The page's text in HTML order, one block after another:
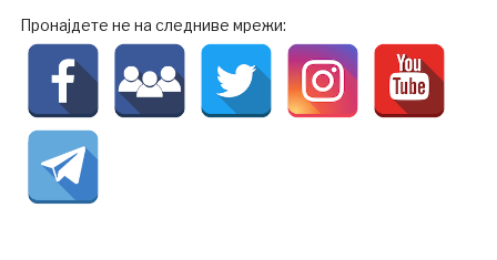
Пронајдете не на следниве мрежи: